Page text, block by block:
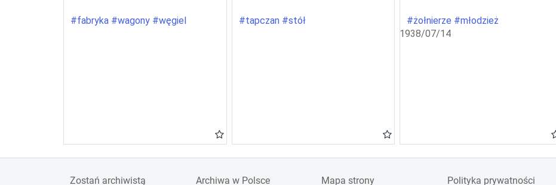
#fabryka #wagony #węgiel #tapczan #stół
#żołnierze #młodzież
1938/07/14
Zostań archiwistą Archiwa w Polsce Mapa strony Polityka prywatności